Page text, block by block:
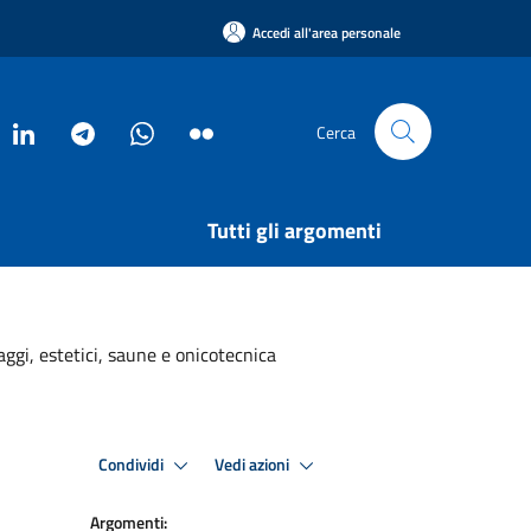
Accedi all'area personale
Cerca
Tutti gli argomenti
estetici, saune e onicotecnica
Condividi Vedi azioni
Argomenti: